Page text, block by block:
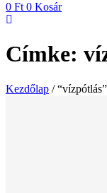
0 Ft 0 Kosár
Címke:
Kezdőlap /